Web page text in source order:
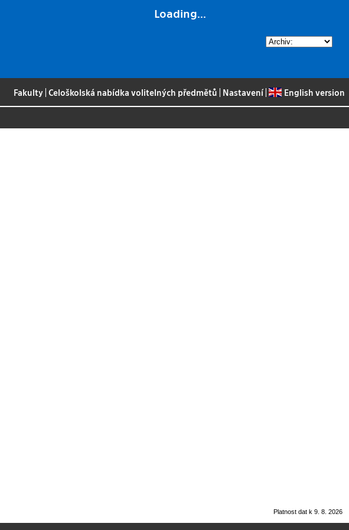
Loading...
Fakulty |Celoškolská nabídka volitelných předmětů Nastavení| English version
Platnost dat k 9. 8. 2026